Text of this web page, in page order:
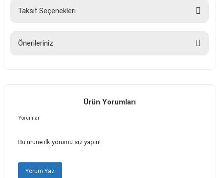
Taksit Seçenekleri
Önerileriniz
Ürün resmi kalitesiz, bozuk veya görüntülenemiyor.
Ürün bilgilerinde hatalar bulunuyor.
Bu ürüne benzer farklı alternatifler olmalı.
Ürün Yorumları
Yorumlar
Bu ürüne ilk yorumu siz yapın!
Yorum Yaz